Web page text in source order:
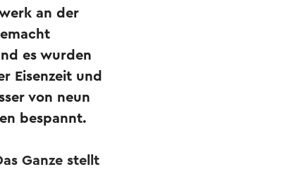
an der
es wurden
Eisenzeit und
von neun
bespannt.
Ganze stellt